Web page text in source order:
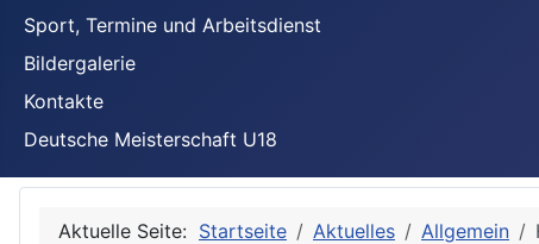
Sport, Termine und Arbeitsdienst
Bildergalerie
Kontakte
Deutsche Meisterschaft U18
Aktuelle Seite: Startseite Aktuelles Allgemein